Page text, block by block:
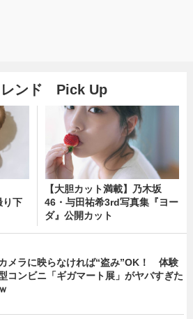
レンド Pick Up
り下
【大胆カット満載】乃木坂
46・与田祐希3rd写真集『ヨー
ダ』公開カット
メラに映らなければ“盗み”OK！ 体験
コンビニ「ギガマート展」がヤバすぎた
ｗ